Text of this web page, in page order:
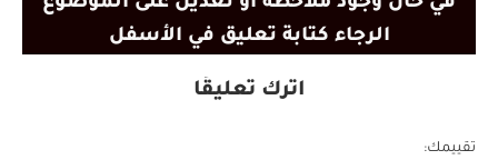
في حال وجود ملاحظة أو تعديل على الموضوع
الرجاء كتابة تعليق في الأسفل
اترك تعليقًا
تقييمك: